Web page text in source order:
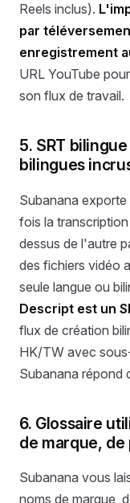
Reels inclus).
par
enregistrement
URL YouTube
son flux de travail.
5. SRT
bilingues
Subanana
fois la
dessus de l'autre
des fichiers vidéo
seule langue ou
Descript est un
flux de création
HK/TW avec
Subanana répond
6. Glossaire
de marque,
Subanana vous
noms de marque,